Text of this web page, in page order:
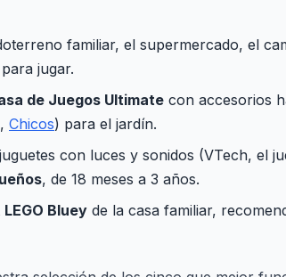
familiar, el supermercado, el
jugar.
de Juegos Ultimate con accesorios
, Chicos) para el jardín.
juguetes con luces y sonidos (VTech, el
, de 18 meses a 3 años.
LEGO Bluey de la casa familiar,